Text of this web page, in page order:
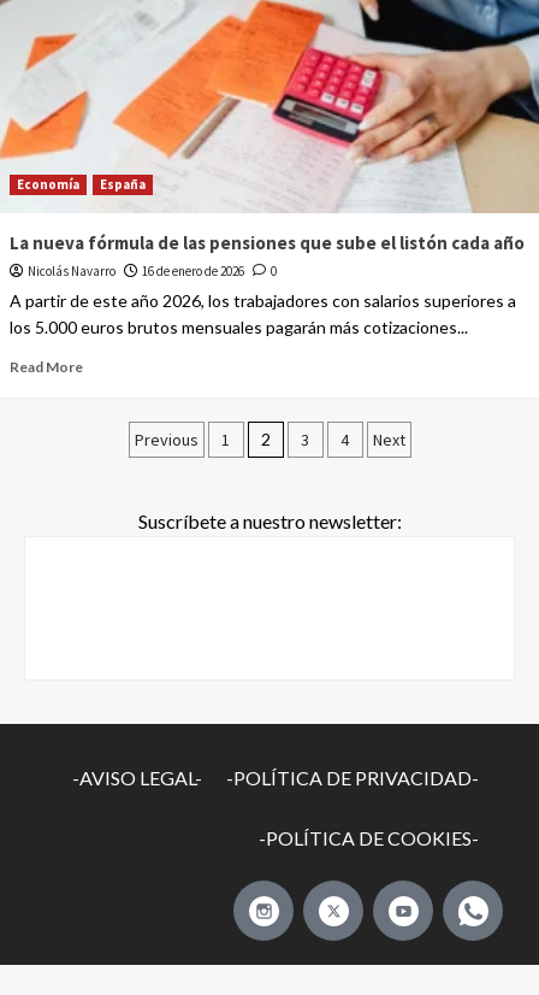
Economía España
La nueva fórmula de las pensiones que sube el listón cada año
Nicolás Navarro 16 de enero de 2026 0
A partir de este año 2026, los trabajadores con salarios superiores a
los 5.000 euros brutos mensuales pagarán más cotizaciones...
Read More
Previous 1 2 3 4 Next
Suscríbete a nuestro newsletter:
-AVISO LEGAL- -POLÍTICA DE PRIVACIDAD-
-POLÍTICA DE COOKIES-